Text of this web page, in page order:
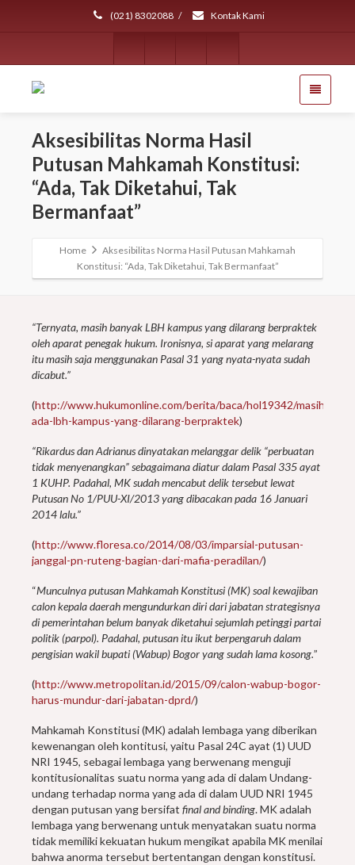
(021) 8302088 / Kontak Kami
Aksesibilitas Norma Hasil
Putusan Mahkamah Konstitusi:
“Ada, Tak Diketahui, Tak
Bermanfaat”
Home
Aksesibilitas Norma Hasil Putusan Mahkamah
Konstitusi: “Ada, Tak Diketahui, Tak Bermanfaat”
“Ternyata, masih banyak LBH kampus yang dilarang berpraktek
oleh aparat penegak hukum. Ironisnya, si aparat yang melarang
itu masih saja menggunakan Pasal 31 yang nyata-nyata sudah
dicabut.”
(http://www.hukumonline.com/berita/baca/hol19342/masih-
ada-lbh-kampus-yang-dilarang-berpraktek)
“Rikardus dan Adrianus dinyatakan melanggar delik “perbuatan
tidak menyenangkan” sebagaimana diatur dalam Pasal 335 ayat
1 KUHP. Padahal, MK sudah mencabut delik tersebut lewat
Putusan No 1/PUU-XI/2013 yang dibacakan pada 16 Januari
2014 lalu.”
(http://www.floresa.co/2014/08/03/imparsial-putusan-
janggal-pn-ruteng-bagian-dari-mafia-peradilan/)
“Munculnya putusan Mahkamah Konstitusi (MK) soal kewajiban
calon kepala daerah mengundurkan diri dari jabatan strategisnya
di pemerintahan belum banyak diketahui sejumlah petinggi partai
politik (parpol). Padahal, putusan itu ikut berpengaruh dalam
pengisian wakil bupati (Wabup) Bogor yang sudah lama kosong.”
(http://www.metropolitan.id/2015/09/calon-wabup-bogor-
harus-mundur-dari-jabatan-dprd/)
Mahkamah Konstitusi (MK) adalah lembaga yang diberikan
kewenangan oleh kontitusi, yaitu Pasal 24C ayat (1) UUD
NRI 1945, sebagai lembaga yang berwenang menguji
kontitusionalitas suatu norma yang ada di dalam Undang-
undang terhadap norma yang ada di dalam UUD NRI 1945
dengan putusan yang bersifat final and binding. MK adalah
lembaga yang berwenang untuk menyatakan suatu norma
tidak memiliki kekuatan hukum mengikat apabila MK menilai
bahwa anorma tersebut bertentangan dengan konstitusi.